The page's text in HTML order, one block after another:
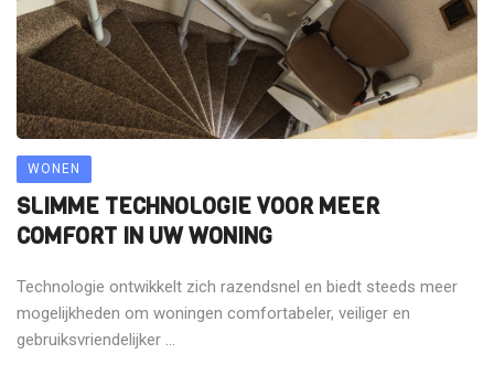
WONEN
SLIMME TECHNOLOGIE VOOR MEER
COMFORT IN UW WONING
Technologie ontwikkelt zich razendsnel en biedt steeds meer
mogelijkheden om woningen comfortabeler, veiliger en
gebruiksvriendelijker ...